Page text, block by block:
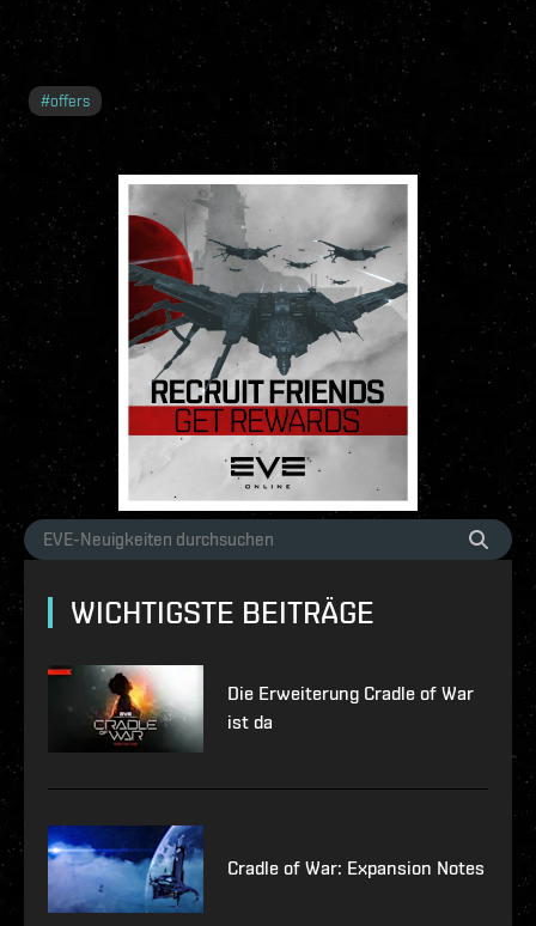
#offers
WICHTIGSTE BEITRÄGE
Die Erweiterung Cradle of War
ist da
Cradle of War: Expansion Notes